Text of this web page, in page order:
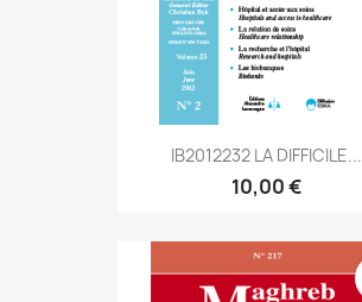
IB2012232 LA DIFFICILE...
10,00 €